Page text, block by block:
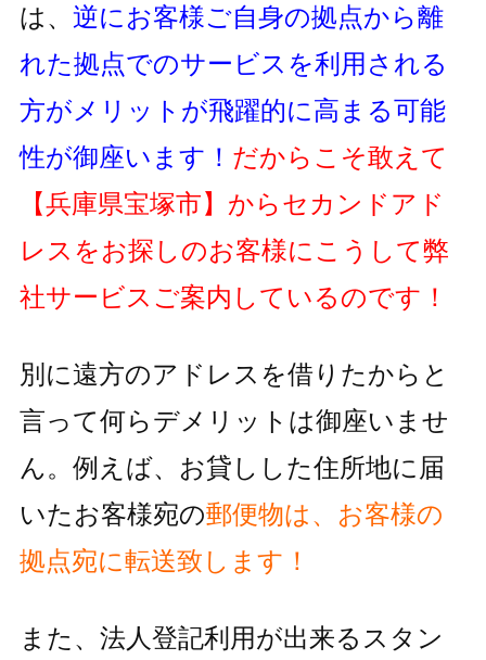
は、 逆にお客様ご自身の拠点から離
れた拠点でのサービスを利用される
方がメリットが飛躍的に高まる可能
性が御座います！ だからこそ敢えて
【兵庫県宝塚市】 からセカンドアド
レスをお探しのお客様にこうして弊
社サービスご案内しているのです！
別に遠方のアドレスを借りたからと
言って何らデメリットは御座いませ
ん。例えば、お貸しした住所地に届
いたお客様宛の郵便物は、お客様の
拠点宛に転送致します！
また、法人登記利用が出来るスタン